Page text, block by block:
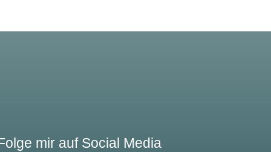
mir auf Social Media